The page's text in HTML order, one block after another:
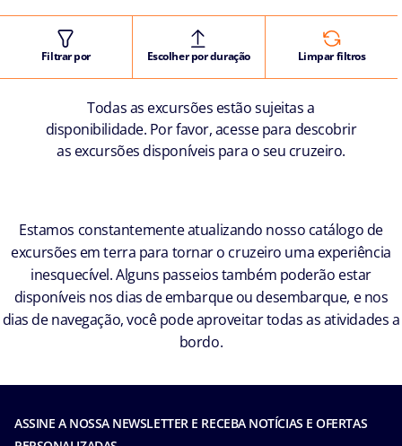
Filtrar por Escolher por duração Limpar filtros
Todas as excursões estão sujeitas a
disponibilidade. Por favor, acesse para descobrir
as excursões disponíveis para o seu cruzeiro.
Estamos constantemente atualizando nosso catálogo de
excursões em terra para tornar o cruzeiro uma experiência
inesquecível. Alguns passeios também poderão estar
disponíveis nos dias de embarque ou desembarque, e nos
dias de navegação, você pode aproveitar todas as atividades a
bordo.
ASSINE A NOSSA NEWSLETTER E RECEBA NOTÍCIAS E OFERTAS